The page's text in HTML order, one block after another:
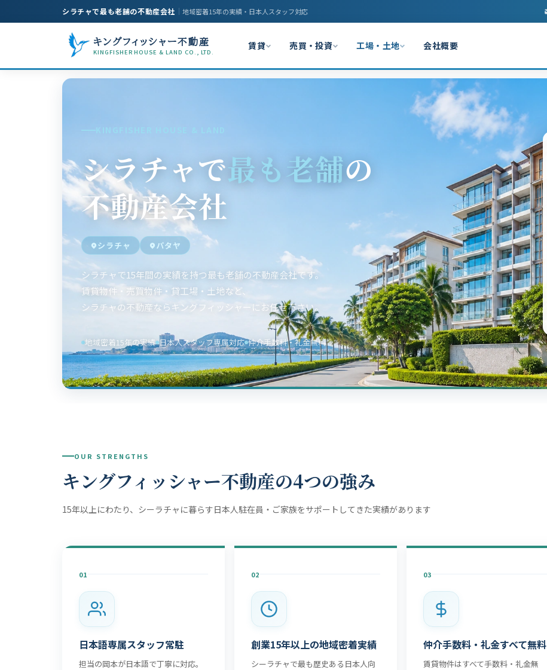
シラチャで最も老舗の不動産会社 ｜ 地域密着15年の実績・日本人スタッフ対応
キングフィッシャー不動産
KINGFISHER HOUSE & LAND CO., LTD.
賃貸 売買・投資 工場・土地 会社概要
シラチャで最も老舗の
不動産会社
シラチャ パタヤ
シラチャで15年間の実績を持つ最も老舗の不動産会社です。
賃貸物件・売買物件・貸工場・土地など、
シラチャの不動産ならキングフィッシャーにお任せ下さい。
地域密着15年の実績 日本人スタッフ専属対応 仲介手数料・礼金無料
OUR STRENGTHS
キングフィッシャー不動産の4つの強み
15年以上にわたり、シーラチャに暮らす日本人駐在員・ご家族をサポートしてきた実績があります
01
日本語専属スタッフ常駐
担当の岡本が日本語で丁寧に対応。
02
創業15年以上の地域密着実績
シーラチャで最も歴史ある日本人向
03
仲介手数料・礼金すべて無料
賃貸物件はすべて手数料・礼金無